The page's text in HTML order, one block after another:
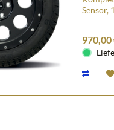
Sensor,
970,00